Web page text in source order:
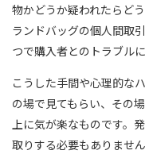
物かどうか疑われたらど
ランドバッグの個人間取
つで購入者とのトラブル
こうした手間や心理的な
の場で見てもらい、その
上に気が楽なものです。
取りする必要もありませ